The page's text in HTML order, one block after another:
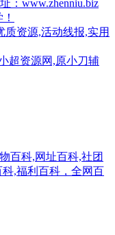
：www.zhenniu.biz
质资源,活动线报,实用
超资源网,原小刀辅
百科,网址百科,社团
,福利百科，全网百